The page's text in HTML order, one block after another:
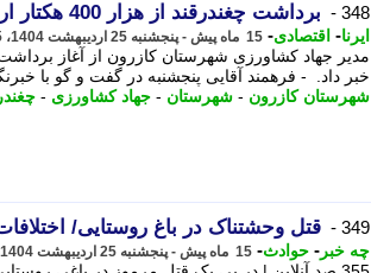
348 - برداشت چغندرقند از هزار 400 هکتار اراضی کازرون+ فیلم
ایرنا- اقتصادی- 15 ماه پیش - پنجشنبه 25 اردیبهشت 1404، 17:35
خبر داد. ‏ - فرهمند آقایی پنجشنبه در گفت و گو با
شهرستان کازرون - شهرستان - جهاد کشاورزی -
349 - قتل وحشتناک در باغ روستایی/
چه خبر - حوادث- 15 ماه پیش - پنجشنبه 25 اردیبهشت 1404، 07:32